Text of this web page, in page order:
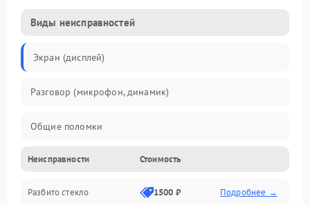
Виды неисправностей
Экран (дисплей)
Разговор (микрофон, динамик)
Общие поломки
Проблемы связи
Камеры
Неисправности Стоимость
Разбито стекло 1500 ₽ Подробнее →